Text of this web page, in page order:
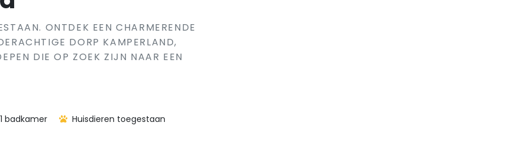
ONTDEK EEN CHARMERENDE
DORP KAMPERLAND,
DIE OP ZOEK ZIJN NAAR EEN
1 badkamer
Huisdieren toegestaan